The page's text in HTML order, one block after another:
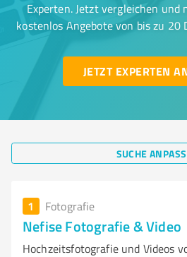
Experten. Jetzt vergleichen
kostenlos Angebote von bis zu
JETZT EXPERTEN
SUCHE
1 Fotografie
Nefise Fotografie & Video
Hochzeitsfotografie und Videos